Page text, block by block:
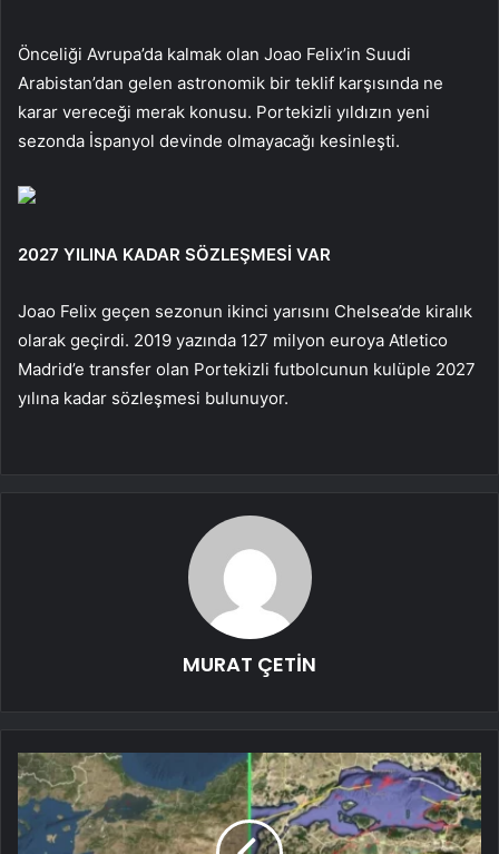
Önceliği Avrupa’da kalmak olan Joao Felix’in Suudi
Arabistan’dan gelen astronomik bir teklif karşısında ne
karar vereceği merak konusu. Portekizli yıldızın yeni
sezonda İspanyol devinde olmayacağı kesinleşti.
2027 YILINA KADAR SÖZLEŞMESİ VAR
Joao Felix geçen sezonun ikinci yarısını Chelsea’de kiralık
olarak geçirdi. 2019 yazında 127 milyon euroya Atletico
Madrid’e transfer olan Portekizli futbolcunun kulüple 2027
yılına kadar sözleşmesi bulunuyor.
MURAT ÇETİN